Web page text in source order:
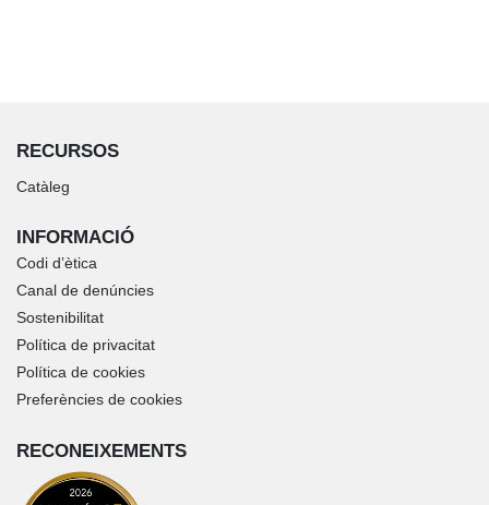
RECURSOS
Catàleg
INFORMACIÓ
Codi d’ètica
Canal de denúncies
Sostenibilitat
Política de privacitat
Política de cookies
Preferències de cookies
RECONEIXEMENTS